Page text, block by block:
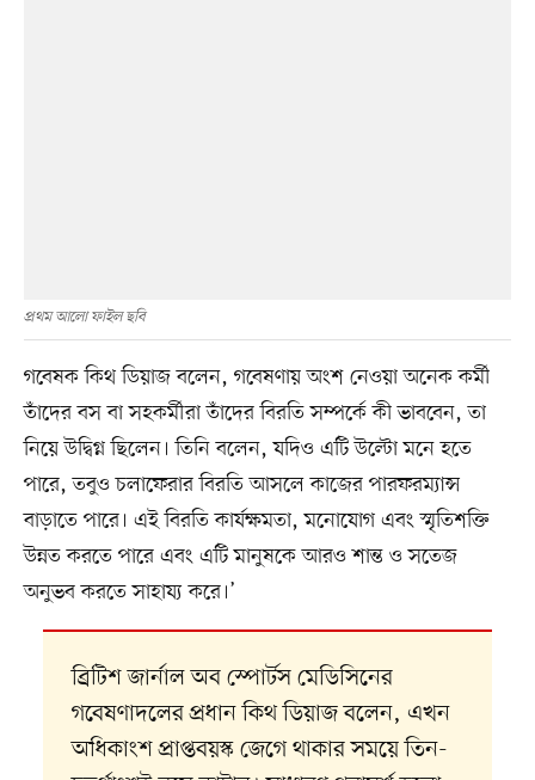
প্রথম আলো ফাইল ছবি
গবেষক কিথ ডিয়াজ বলেন, গবেষণায় অংশ নেওয়া অনেক কর্মী
তাঁদের বস বা সহকর্মীরা তাঁদের বিরতি সম্পর্কে কী ভাববেন, তা
নিয়ে উদ্বিগ্ন ছিলেন। তিনি বলেন, যদিও এটি উল্টো মনে হতে
পারে, তবুও চলাফেরার বিরতি আসলে কাজের পারফরম্যান্স
বাড়াতে পারে। এই বিরতি কার্যক্ষমতা, মনোযোগ এবং স্মৃতিশক্তি
উন্নত করতে পারে এবং এটি মানুষকে আরও শান্ত ও সতেজ
অনুভব করতে সাহায্য করে।’
ব্রিটিশ জার্নাল অব স্পোর্টস মেডিসিনের
গবেষণাদলের প্রধান কিথ ডিয়াজ বলেন, এখন
অধিকাংশ প্রাপ্তবয়স্ক জেগে থাকার সময়ে তিন-